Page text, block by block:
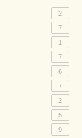
2
7
1
7
6
7
2
5
9